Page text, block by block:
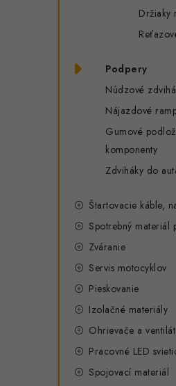
Držiaky
Podpery
Núdzové
Nájazdové
Gumové
komponenty
Zdviháky do
Štartovacie káble,
Spotrebný materiál
Zváranie
Servis motocyklov
Pieskovanie
Izolačné materiály
Ohrievače a
Pracovné LED
Spojovací materiál